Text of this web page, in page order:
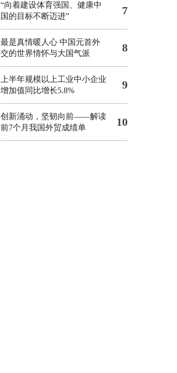
“向着建设体育强国、健康中
国的目标不断迈进”
7
最是真情暖人心 中国元首外
交的世界情怀与大国气派
8
上半年规模以上工业中小企业
增加值同比增长5.8%
9
创新涌动，坚韧向前——解读
前7个月我国外贸成绩单
10